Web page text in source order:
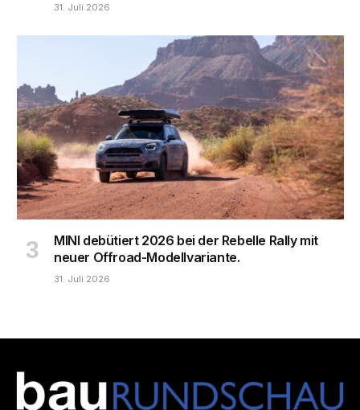
31. Juli 2026
MINI debütiert 2026 bei der Rebelle Rally mit
neuer Offroad-Modellvariante.
31. Juli 2026